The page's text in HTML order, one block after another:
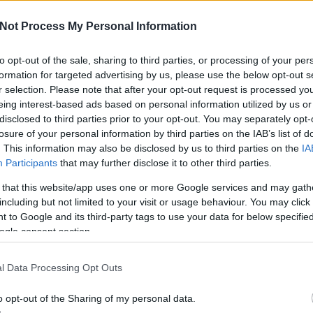
Process My Personal Information
opt-out of the sale, sharing to third parties, or processing of your
for targeted advertising by us, please use the below opt-out
selection. Please note that after your opt-out request is processed
interest-based ads based on personal information utilized by us
to third parties prior to your opt-out. You may separately
of your personal information by third parties on the IAB’s list of
This information may also be disclosed by us to third parties on the
Participants that may further disclose it to other third parties.
that this website/app uses one or more Google services and may
but not limited to your visit or usage behaviour. You may
to Google and its third-party tags to use your data for below
consent section.
Data Processing Opt Outs
opt-out of the Sharing of my personal data.
[Rambo]
meg a talán legnépszerűbb Windows változat, a
rendszer. Az XP-vel való kellemes emlékek
élénken élnek még, illetve egyes statisztikákban az
még mindig a felhasználók 8%-a használja - ez nem
A